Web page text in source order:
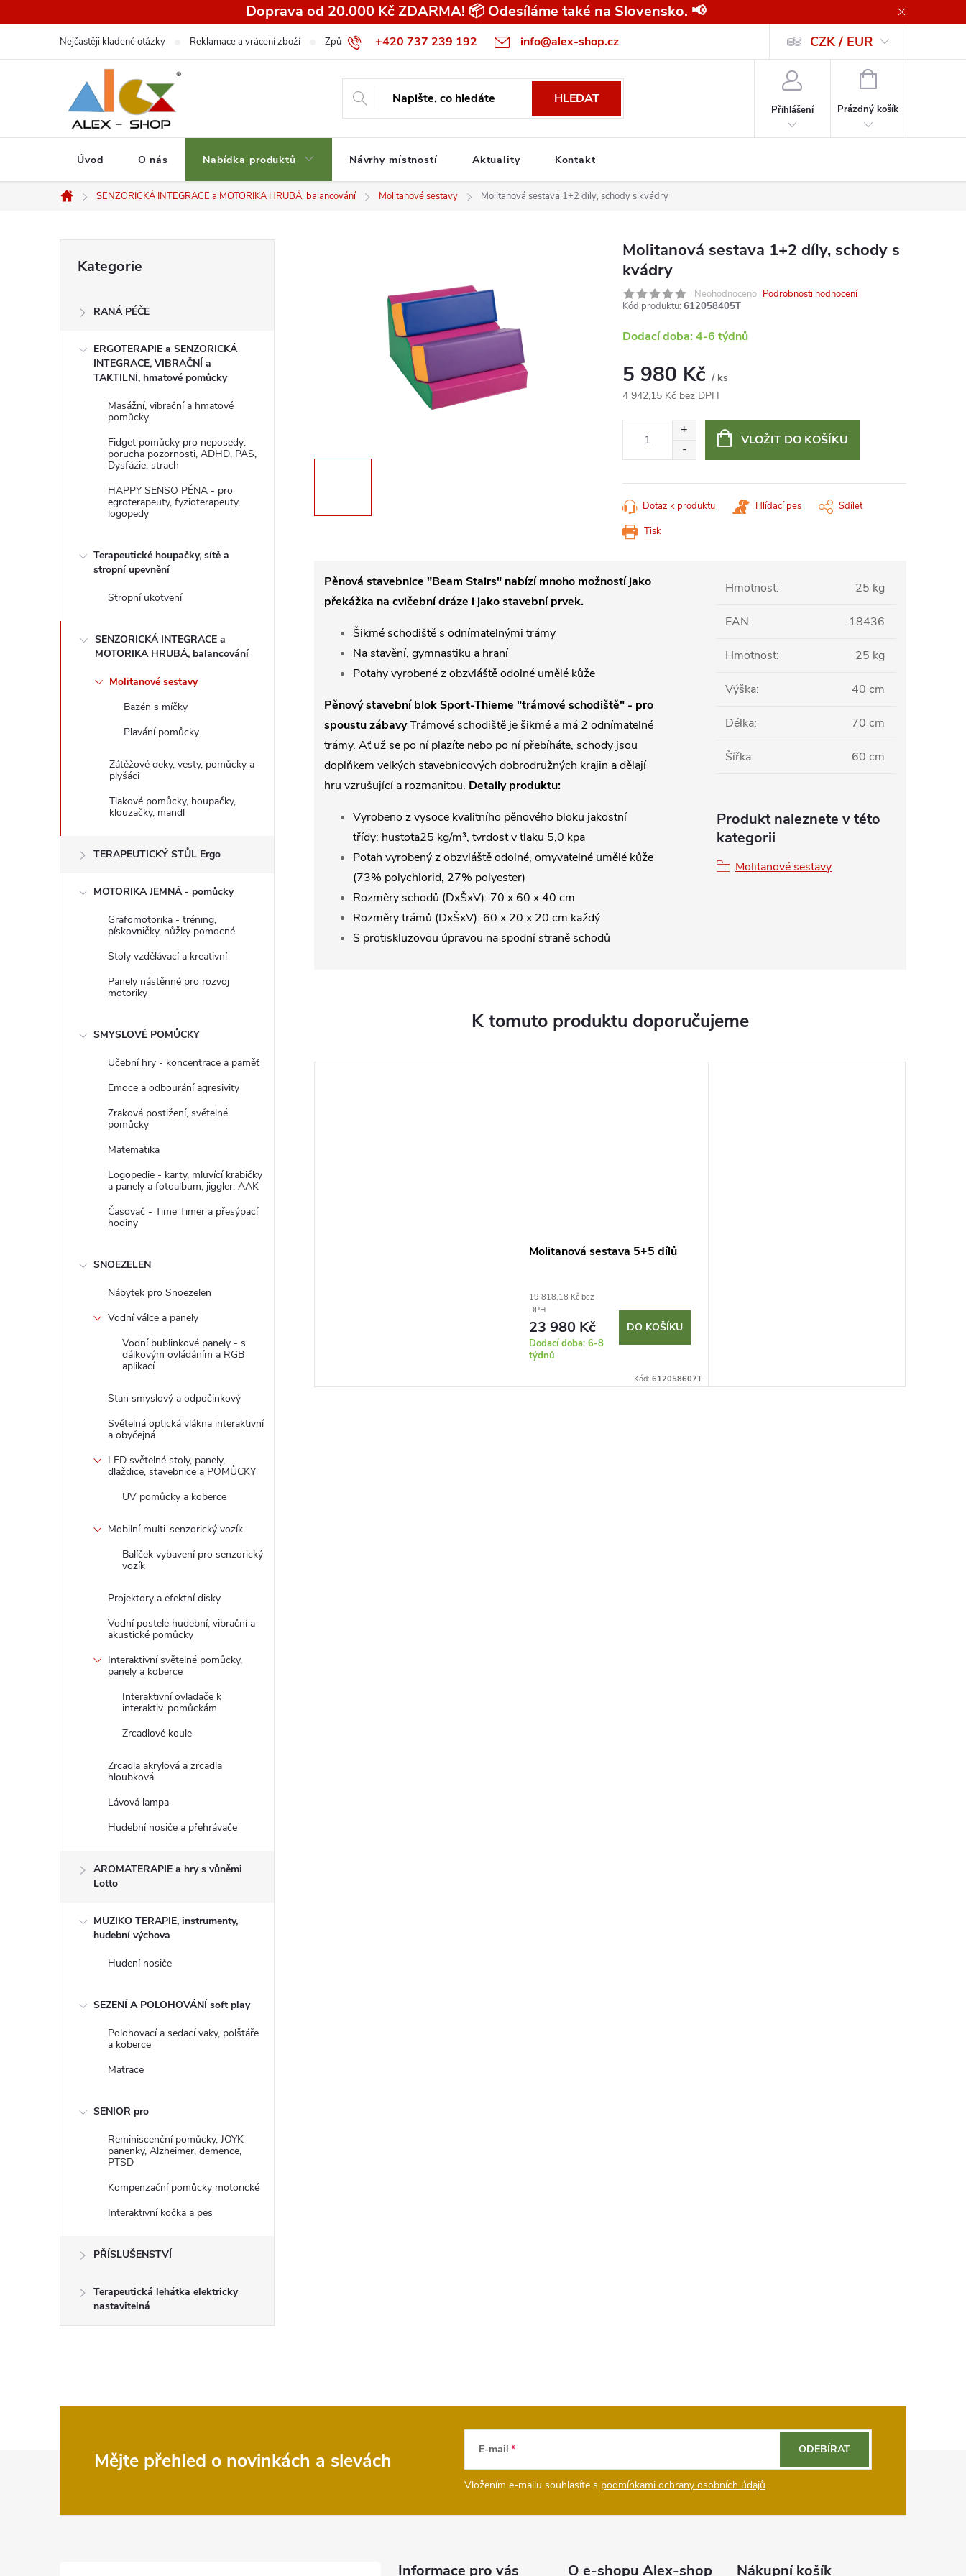
na
Doprava od 20.000 Kč ZDARMA! 📦 Odesíláme také na Slovensko. 📢
+420 737 239 192 info@alex-shop.cz
Nejčastěji kladené otázky Reklamace a vrácení zboží Způsob dopravy Všeobecné obchodní podmínky pro spotřebitele Všeobecné obchodní podmínky pro kupující společnosti
CZK / EUR
HLEDAT
Přihlášení
NÁKUPNÍ
Prázdný košík
Úvod O nás Nabídka produktů Návrhy místností Aktuality Kontakt
Domů
SENZORICKÁ INTEGRACE a MOTORIKA HRUBÁ, balancování Molitanové sestavy Molitanová sestava 1+2 díly, schody s kvádry
a
kategorie
Kategorie
RANÁ PÉČE
ERGOTERAPIE a SENZORICKÁ
INTEGRACE, VIBRAČNÍ a
TAKTILNÍ, hmatové pomůcky
Masážní, vibrační a hmatové
pomůcky
Fidget pomůcky pro neposedy:
porucha pozornosti, ADHD, PAS,
Dysfázie, strach
HAPPY SENSO PĚNA - pro
egroterapeuty, fyzioterapeuty,
logopedy
Terapeutické houpačky, sítě a
stropní upevnění
Stropní ukotvení
SENZORICKÁ INTEGRACE a
MOTORIKA HRUBÁ, balancování
Molitanové sestavy
Bazén s míčky
Plavání pomůcky
Zátěžové deky, vesty, pomůcky a
plyšáci
Tlakové pomůcky, houpačky,
klouzačky, mandl
TERAPEUTICKÝ STŮL Ergo
MOTORIKA JEMNÁ - pomůcky
Grafomotorika - tréning,
pískovničky, nůžky pomocné
Stoly vzdělávací a kreativní
Panely nástěnné pro rozvoj
motoriky
SMYSLOVÉ POMŮCKY
Učební hry - koncentrace a paměť
Emoce a odbourání agresivity
Zraková postižení, světelné
pomůcky
Matematika
Logopedie - karty, mluvící krabičky
a panely a fotoalbum, jiggler. AAK
Časovač - Time Timer a přesýpací
hodiny
SNOEZELEN
Nábytek pro Snoezelen
Vodní válce a panely
Vodní bublinkové panely - s
dálkovým ovládáním a RGB
aplikací
Stan smyslový a odpočinkový
Světelná optická vlákna interaktivní
a obyčejná
LED světelné stoly, panely,
dlaždice, stavebnice a POMŮCKY
UV pomůcky a koberce
Mobilní multi-senzorický vozík
Balíček vybavení pro senzorický
vozík
Projektory a efektní disky
Vodní postele hudební, vibrační a
akustické pomůcky
Interaktivní světelné pomůcky,
panely a koberce
Interaktivní ovladače k
interaktiv. pomůckám
Zrcadlové koule
Zrcadla akrylová a zrcadla
hloubková
Lávová lampa
Hudební nosiče a přehrávače
AROMATERAPIE a hry s vůněmi
Lotto
MUZIKO TERAPIE, instrumenty,
hudební výchova
Hudení nosiče
SEZENÍ A POLOHOVÁNÍ soft play
Polohovací a sedací vaky, polštáře
a koberce
Matrace
SENIOR pro
Reminiscenční pomůcky, JOYK
panenky, Alzheimer, demence,
PTSD
Kompenzační pomůcky motorické
Interaktivní kočka a pes
PŘÍSLUŠENSTVÍ
Terapeutická lehátka elektricky
nastavitelná
Molitanová sestava 1+2 díly, schody s
kvádry
Neohodnoceno Podrobnosti hodnocení
Kód produktu: 612058405T
Dodací doba: 4-6 týdnů
5 980 Kč / ks
4 942,15 Kč bez DPH
VLOŽIT DO KOŠÍKU
Tisk
Dotaz k produktu Hlídací pes Sdílet
Pěnová stavebnice "Beam Stairs" nabízí mnoho možností jako
překážka na cvičební dráze i jako stavební prvek.
Šikmé schodiště s odnímatelnými trámy
Na stavění, gymnastiku a hraní
Potahy vyrobené z obzvláště odolné umělé kůže
Pěnový stavební blok Sport-Thieme "trámové schodiště" - pro
spoustu zábavyTrámové schodiště je šikmé a má 2 odnímatelné
trámy. Ať už se po ní plazíte nebo po ní přebíháte, schody jsou
doplňkem velkých stavebnicových dobrodružných krajin a dělají
hru vzrušující a rozmanitou. Detaily produktu:
Vyrobeno z vysoce kvalitního pěnového bloku jakostní
třídy: hustota25 kg/m³, tvrdost v tlaku 5,0 kpa
Potah vyrobený z obzvláště odolné, omyvatelné umělé kůže
(73% polychlorid, 27% polyester)
Rozměry schodů (DxŠxV): 70 x 60 x 40 cm
Rozměry trámů (DxŠxV): 60 x 20 x 20 cm každý
S protiskluzovou úpravou na spodní straně schodů
Hmotnost: 25 kg
EAN: 18436
Hmotnost: 25 kg
Výška: 40 cm
Délka: 70 cm
Šířka: 60 cm
Produkt naleznete v této
kategorii
Molitanové sestavy
K tomuto produktu doporučujeme
Molitanová sestava 5+5 dílů
19 818,18 Kč bez
DPH
23 980 Kč
Dodací doba: 6-8
týdnů
DO KOŠÍKU
Kód: 612058607T
Mějte přehled o novinkách a slevách E-mail
Vložením e-mailu souhlasíte s podmínkami ochrany osobních údajů
ODEBÍRAT
Informace pro vás O e-shopu Alex-shop Nákupní košík